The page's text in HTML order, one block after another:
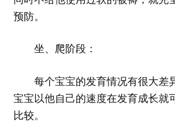
预防。
坐、爬阶段：
每个宝宝的发育情况有很大差
宝宝以他自己的速度在发育成长就
比较。